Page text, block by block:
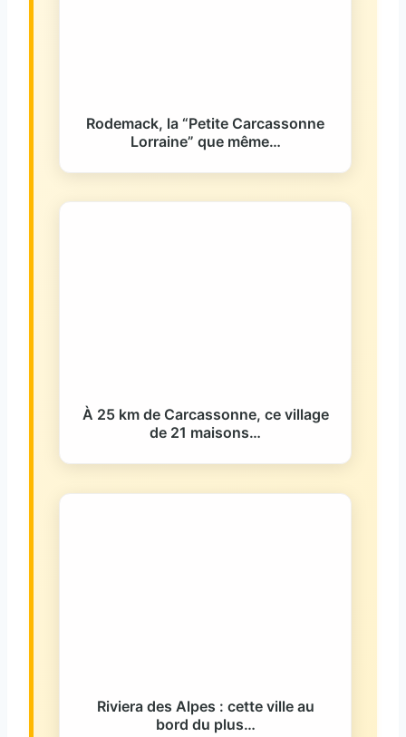
Rodemack, la “Petite Carcassonne
Lorraine” que même…
À 25 km de Carcassonne, ce village
de 21 maisons…
Riviera des Alpes : cette ville au
bord du plus…